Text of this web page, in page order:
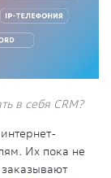
в себя CRM?
Их пока не